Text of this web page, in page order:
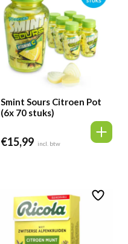
Smint Sours Citroen Pot
(6x 70 stuks)
€15,99 incl. btw